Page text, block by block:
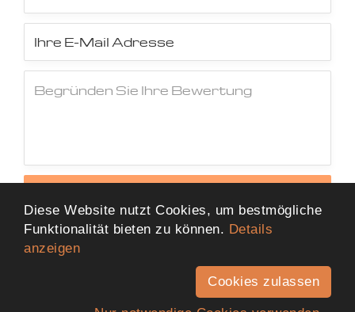
Diese Website nutzt Cookies, um bestmögliche
Funktionalität bieten zu können. Details
anzeigen
Cookies zulassen